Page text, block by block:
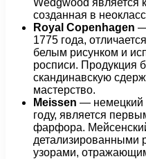
созданная в
Royal Copenhagen —
1775 года,
белым рисунком и
росписи. Продукция
скандинавскую
мастерство.
Meissen — немецкий
году, является
фарфора.
детализированными
узорами,